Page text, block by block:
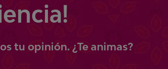
tu opinión. ¿Te animas?